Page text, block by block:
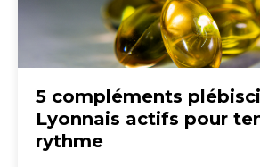
5 compléments
Lyonnais actifs pour
rythme